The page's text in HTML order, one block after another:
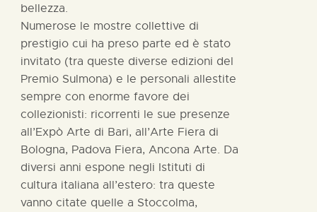
bellezza.
Numerose le mostre collettive di
prestigio cui ha preso parte ed è stato
invitato (tra queste diverse edizioni del
Premio Sulmona) e le personali allestite
sempre con enorme favore dei
collezionisti: ricorrenti le sue presenze
all’Expò Arte di Bari, all’Arte Fiera di
Bologna, Padova Fiera, Ancona Arte. Da
diversi anni espone negli Istituti di
cultura italiana all’estero: tra queste
vanno citate quelle a Stoccolma,